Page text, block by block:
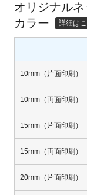
オリジナル
カラー
10mm（片面印刷）
10mm（両面印刷）
15mm（片面印刷）
15mm（両面印刷）
20mm（片面印刷）